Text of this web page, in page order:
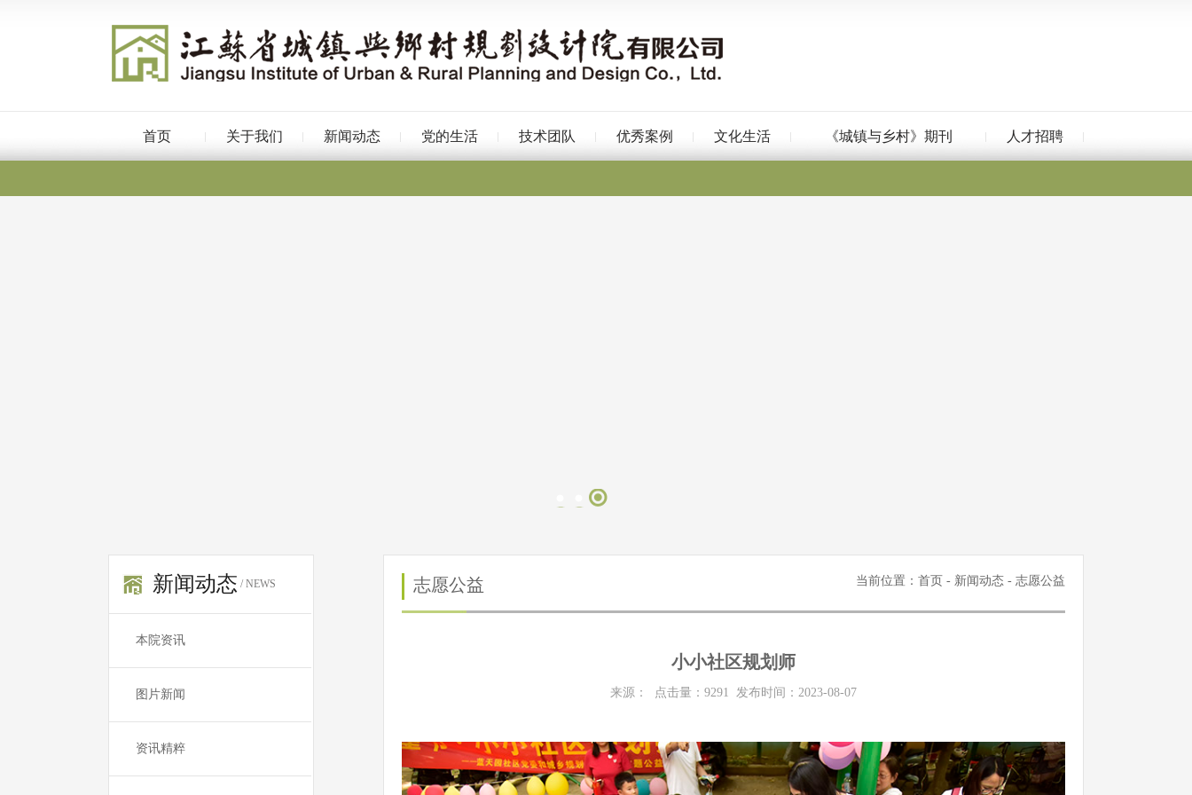
首页 关于我们 新闻动态 党的生活 技术团队 优秀案例 文化生活 《城镇与乡村》期刊 人才招聘
新闻动态 / NEWS
本院资讯
图片新闻
资讯精粹
志愿公益 当前位置： 首页 - 新闻动态 - 志愿公益
小小社区规划师
来源： 点击量： 9291 发布时间：2023-08-07